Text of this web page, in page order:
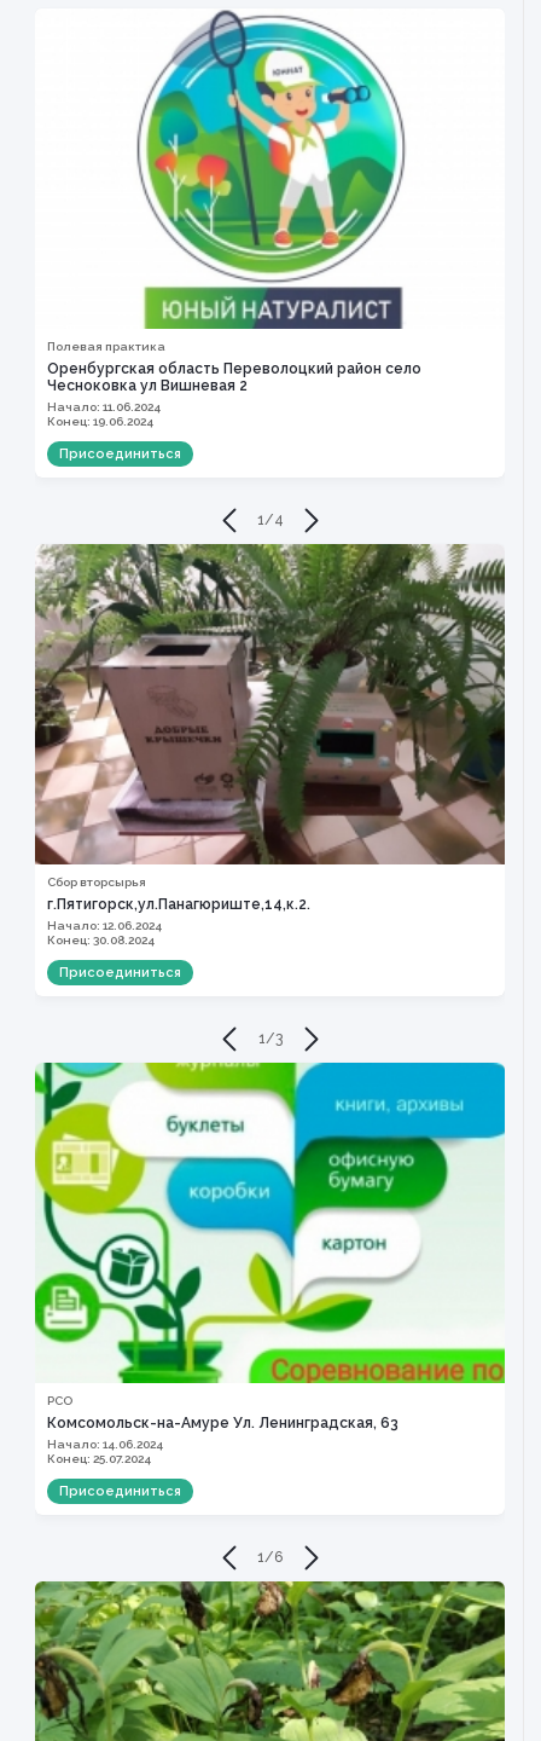
Полевая практика
Оренбургская область Переволоцкий район село
Чесноковка ул Вишневая 2
Начало: 11.06.2024
Конец: 19.06.2024
Присоединиться
1 /4
Сбор вторсырья
г.Пятигорск,ул.Панагюриште,14,к.2.
Начало: 12.06.2024
Конец: 30.08.2024
Присоединиться
1 /3
РСО
Комсомольск-на-Амуре Ул. Ленинградская, 63
Начало: 14.06.2024
Конец: 25.07.2024
Присоединиться
1 /6